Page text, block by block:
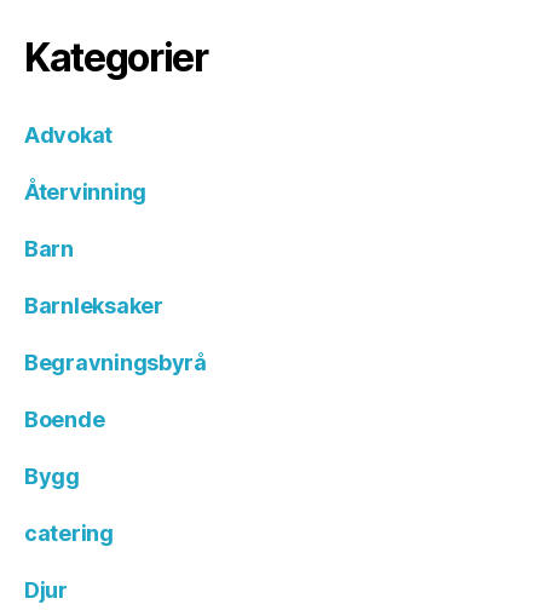
Kategorier
Advokat
Återvinning
Barn
Barnleksaker
Begravningsbyrå
Boende
Bygg
catering
Djur